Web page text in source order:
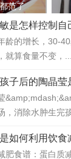
范了
是怎样控制自
龄的增长，30-
就算食量不变，...
子后的陶晶莹
，消除水肿生完
如何利用饮食
肥食谱：蛋白质